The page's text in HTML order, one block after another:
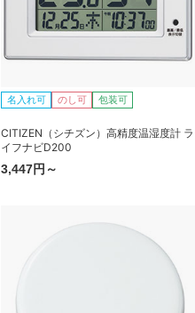
名入れ可 のし可 包装可
CITIZEN（シチズン）高精度温湿度計 ラ
イフナビD200
3,447円～